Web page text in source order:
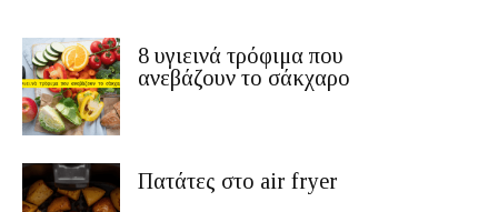
8 υγιεινά τρόφιμα που
ανεβάζουν το σάκχαρο
Πατάτες στο air fryer